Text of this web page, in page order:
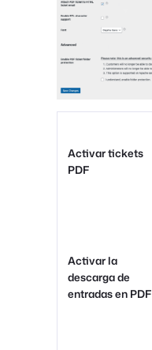
Activar tickets
PDF
Activar la
descarga de
entradas en PDF